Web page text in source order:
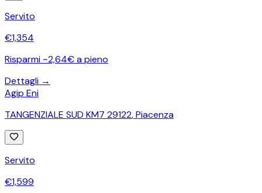
Servito
€1,354
Risparmi ~2,64€ a pieno
Dettagli →
Agip Eni
TANGENZIALE SUD KM7 29122,Piacenza
Servito
€1,599